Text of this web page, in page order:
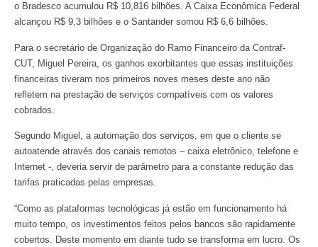
o Bradesco acumulou R$ 10,816 bilhões. A Caixa Econômica Federal
alcançou R$ 9,3 bilhões e o Santander somou R$ 6,6 bilhões.
Para o secretário de Organização do Ramo Financeiro da Contraf-
CUT, Miguel Pereira, os ganhos exorbitantes que essas instituições
financeiras tiveram nos primeiros noves meses deste ano não
refletem na prestação de serviços compatíveis com os valores
cobrados.
Segundo Miguel, a automação dos serviços, em que o cliente se
autoatende através dos canais remotos – caixa eletrônico, telefone e
Internet -, deveria servir de parâmetro para a constante redução das
tarifas praticadas pelas empresas.
“Como as plataformas tecnológicas já estão em funcionamento há
muito tempo, os investimentos feitos pelos bancos são rapidamente
cobertos. Deste momento em diante tudo se transforma em lucro. Os